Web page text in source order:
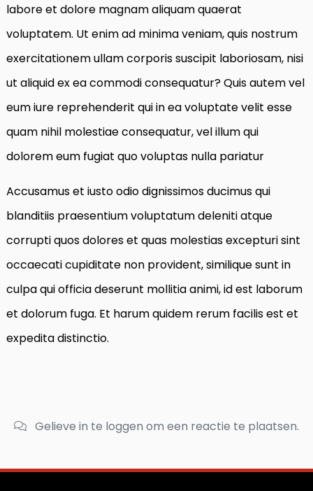
labore et dolore magnam aliquam quaerat
voluptatem. Ut enim ad minima veniam, quis nostrum
exercitationem ullam corporis suscipit laboriosam, nisi
ut aliquid ex ea commodi consequatur? Quis autem vel
eum iure reprehenderit qui in ea voluptate velit esse
quam nihil molestiae consequatur, vel illum qui
dolorem eum fugiat quo voluptas nulla pariatur
Accusamus et iusto odio dignissimos ducimus qui
blanditiis praesentium voluptatum deleniti atque
corrupti quos dolores et quas molestias excepturi sint
occaecati cupiditate non provident, similique sunt in
culpa qui officia deserunt mollitia animi, id est laborum
et dolorum fuga. Et harum quidem rerum facilis est et
expedita distinctio.
Gelieve in te loggen om een ​​reactie te plaatsen.